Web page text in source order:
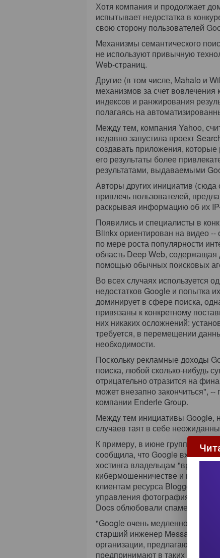
Хотя компания и продолжает
испытывает недостатка в
свою сторону пользователей
Механизмы семантического
не используют привычную
Web-страниц.
Другие (в том числе, Mahalo и
механизмов за счет
индексов и ранжирования
полагаясь на
Между тем, компания Yahoo,
недавно запустила проект
создавать приложения,
его результаты более
результатами, выдаваемыми
Авторы других инициатив (сюда
привлечь пользователей,
раскрывая информацию об их
Появились и специалисты в
Blinkx ориентирован на видео --
по мере роста популярности
область Deep Web, содержащая
помощью обычных поисковых
Во всех случаях используется
недостатков Google и попытка
доминирует в сфере поиска,
привязаны к конкретному
них никаких осложнений:
требуется, в перемещении
необходимости.
Поскольку рекламные доходы
поиска, любой сколько-нибудь
отрицательно отразится на
может внезапно закончиться",
компании Enderle Group.
Между тем инициативы Google,
случаев таят в себе
К примеру, в июне группа
сообщила, что Google входит в
хостинга владельцам
кибермошенничестве и прочих
клиентам ресурса Blogger. По
управления фотографиями
Docs облюбовали спамеры.
"Google очень медленно
старший инженер MessageLabs
организации, предлагающие
предпринимают в таких